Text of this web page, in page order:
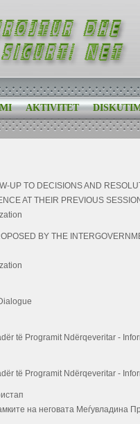
AKTIVITET
UP TO DECISIONS AND
AT THEIR PREVIOUS
BY THE
të Programit Ndërqeveritar -
të Programit Ndërqeveritar -
на неговата Меѓувладина